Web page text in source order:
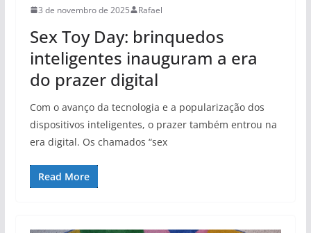
3 de novembro de 2025 Rafael
Sex Toy Day: brinquedos
inteligentes inauguram a era
do prazer digital
Com o avanço da tecnologia e a popularização dos
dispositivos inteligentes, o prazer também entrou na
era digital. Os chamados “sex
Read More